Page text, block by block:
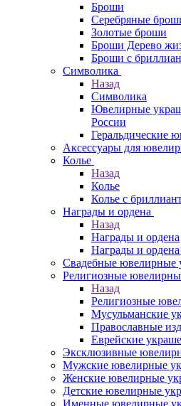
Броши
Серебряные
Золотые броши
Броши Дерево
Броши с
Символика
Назад
Символика
Ювелирные
России
Геральдические
Аксессуары для
Колье
Назад
Колье
Колье с
Награды и ордена
Назад
Награды и ордена
Награды и ордена
Свадебные ювелирные
Религиозные
Назад
Религиозные
Мусульманские
Православные
Еврейские
Эксклюзивные
Мужские ювелирные
Женские ювелирные
Детские ювелирные